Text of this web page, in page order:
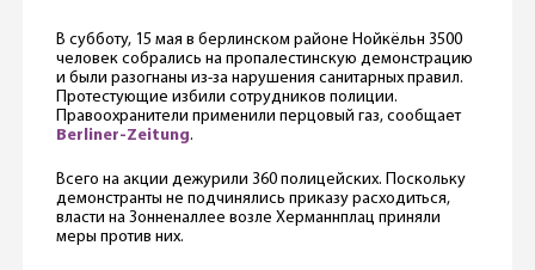
В субботу, 15 мая в берлинском районе Нойкёльн 3500
человек собрались на пропалестинскую демонстрацию
и были разогнаны из-за нарушения санитарных правил.
Протестующие избили сотрудников полиции.
Правоохранители применили перцовый газ, сообщает
Berliner-Zeitung.
Всего на акции дежурили 360 полицейских. Поскольку
демонстранты не подчинялись приказу расходиться,
власти на Зонненаллее возле Херманнплац приняли
меры против них.